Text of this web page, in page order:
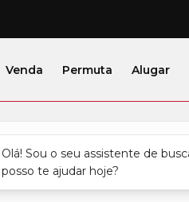
Venda Permuta Alugar